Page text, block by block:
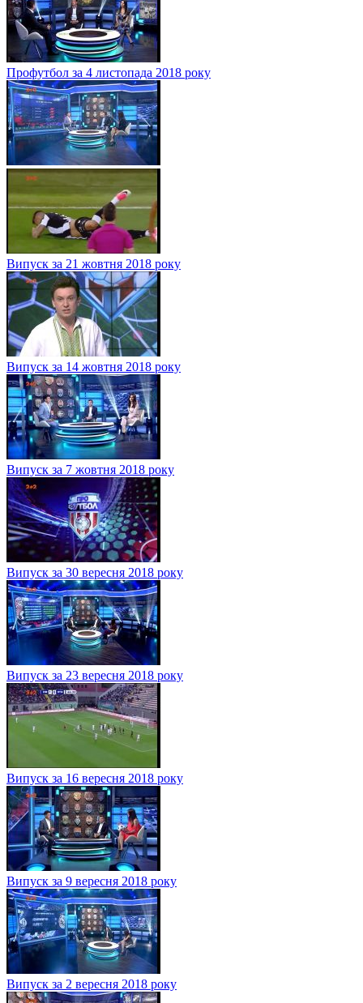
Профутбол за 4 листопада 2018 року
Випуск за 21 жовтня 2018 року
Випуск за 14 жовтня 2018 року
Випуск за 7 жовтня 2018 року
Випуск за 30 вересня 2018 року
Випуск за 23 вересня 2018 року
Випуск за 16 вересня 2018 року
Випуск за 9 вересня 2018 року
Випуск за 2 вересня 2018 року